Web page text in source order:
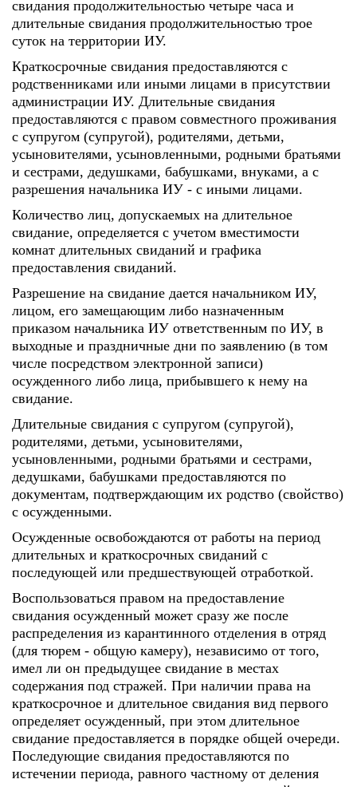
свидания продолжительностью четыре часа и
длительные свидания продолжительностью трое
суток на территории ИУ.
Краткосрочные свидания предоставляются с
родственниками или иными лицами в присутствии
администрации ИУ. Длительные свидания
предоставляются с правом совместного проживания
с супругом (супругой), родителями, детьми,
усыновителями, усыновленными, родными братьями
и сестрами, дедушками, бабушками, внуками, а с
разрешения начальника ИУ - с иными лицами.
Количество лиц, допускаемых на длительное
свидание, определяется с учетом вместимости
комнат длительных свиданий и графика
предоставления свиданий.
Разрешение на свидание дается начальником ИУ,
лицом, его замещающим либо назначенным
приказом начальника ИУ ответственным по ИУ, в
выходные и праздничные дни по заявлению (в том
числе посредством электронной записи)
осужденного либо лица, прибывшего к нему на
свидание.
Длительные свидания с супругом (супругой),
родителями, детьми, усыновителями,
усыновленными, родными братьями и сестрами,
дедушками, бабушками предоставляются по
документам, подтверждающим их родство (свойство)
с осужденными.
Осужденные освобождаются от работы на период
длительных и краткосрочных свиданий с
последующей или предшествующей отработкой.
Воспользоваться правом на предоставление
свидания осужденный может сразу же после
распределения из карантинного отделения в отряд
(для тюрем - общую камеру), независимо от того,
имел ли он предыдущее свидание в местах
содержания под стражей. При наличии права на
краткосрочное и длительное свидания вид первого
определяет осужденный, при этом длительное
свидание предоставляется в порядке общей очереди.
Последующие свидания предоставляются по
истечении периода, равного частному от деления